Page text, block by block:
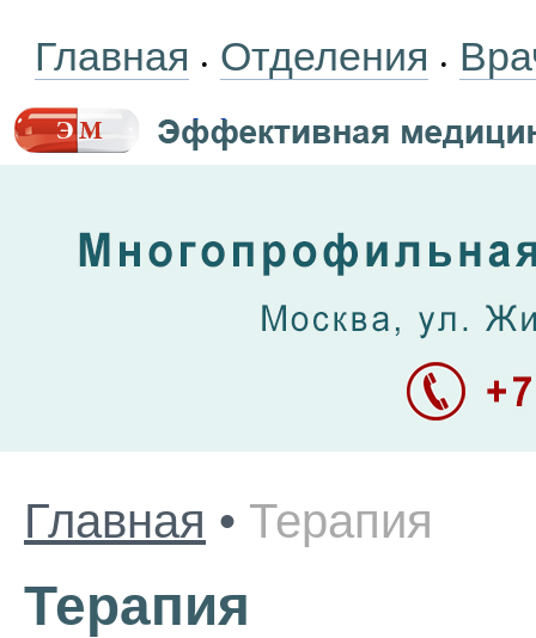
Главная • Отделения •
Главная • Терапия
Терапия